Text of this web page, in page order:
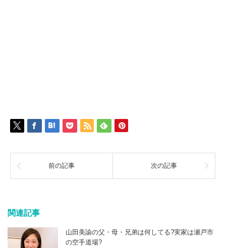
前の記事 次の記事
関連記事
山田美諭の父・母・兄弟は何してる?実家は瀬戸市
の空手道場?